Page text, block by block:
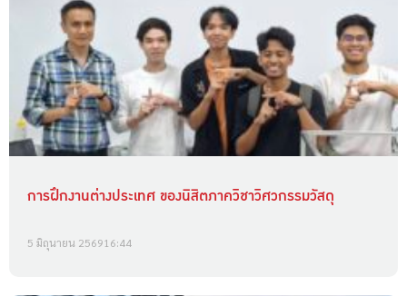
การฝึกงานต่างประเทศ ของนิสิตภาควิชาวิศวกรรมวัสดุ
5 มิถุนายน 256916:44